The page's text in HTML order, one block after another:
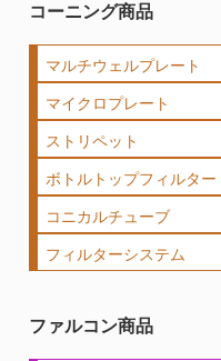
コーニング商品
マルチウェルプレート
マイクロプレート
ストリペット
ボトルトップフィルター
コニカルチューブ
フィルターシステム
ファルコン商品